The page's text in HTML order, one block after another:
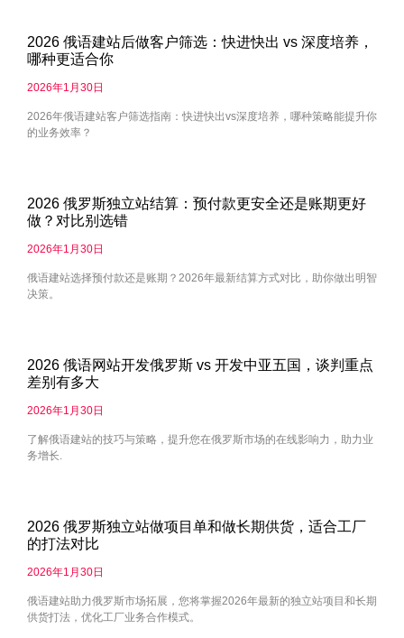
2026 俄语建站后做客户筛选：快进快出 vs 深度培养，
哪种更适合你
2026年1月30日
2026年俄语建站客户筛选指南：快进快出vs深度培养，哪种策略能提升你
的业务效率？
2026 俄罗斯独立站结算：预付款更安全还是账期更好
做？对比别选错
2026年1月30日
俄语建站选择预付款还是账期？2026年最新结算方式对比，助你做出明智
决策。
2026 俄语网站开发俄罗斯 vs 开发中亚五国，谈判重点
差别有多大
2026年1月30日
了解俄语建站的技巧与策略，提升您在俄罗斯市场的在线影响力，助力业
务增长.
2026 俄罗斯独立站做项目单和做长期供货，适合工厂
的打法对比
2026年1月30日
俄语建站助力俄罗斯市场拓展，您将掌握2026年最新的独立站项目和长期
供货打法，优化工厂业务合作模式。